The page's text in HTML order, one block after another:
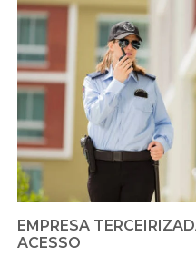
EMPRESA
ACESSO